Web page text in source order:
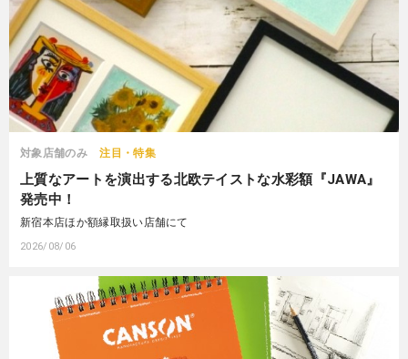
対象店舗のみ 注目・特集
上質なアートを演出する北欧テイストな水彩額『JAWA』
発売中！
新宿本店ほか額縁取扱い店舗にて
2026/08/06